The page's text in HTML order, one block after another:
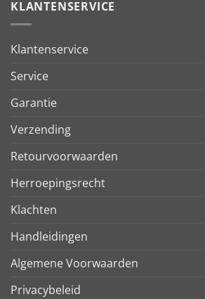
KLANTENSERVICE
Klantenservice
Service
Garantie
Verzending
Retourvoorwaarden
Herroepingsrecht
Klachten
Handleidingen
Algemene Voorwaarden
Privacybeleid